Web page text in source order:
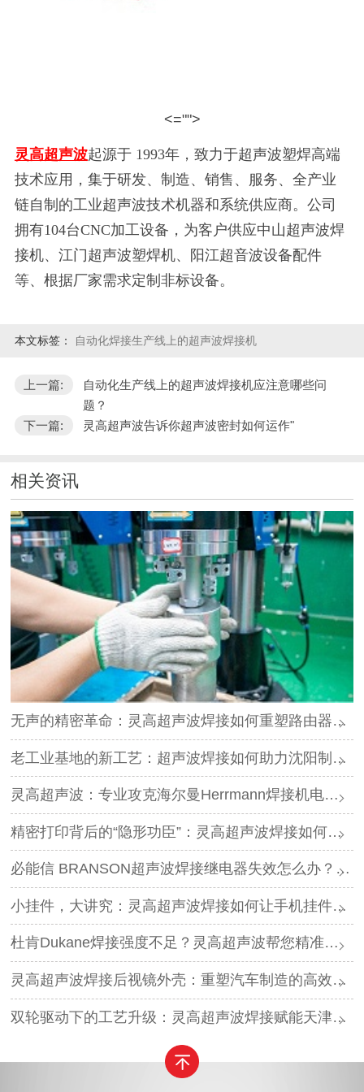
<="">
灵高超声波起源于 1993年，致力于超声波塑焊高端
技术应用，集于研发、制造、销售、服务、全产业
链自制的工业超声波技术机器和系统供应商。公司
拥有104台CNC加工设备，为客户供应中山超声波焊
接机、江门超声波塑焊机、阳江超音波设备配件
等、根据厂家需求定制非标设备。
本文标签： 自动化焊接生产线上的超声波焊接机
上一篇:
自动化生产线上的超声波焊接机应注意哪些问
题？
下一篇:
灵高超声波告诉你超声波密封如何运作"
相关资讯
无声的精密革命：灵高超声波焊接如何重塑路由器外壳制造？
老工业基地的新工艺：超声波焊接如何助力沈阳制造转型？
灵高超声波：专业攻克海尔曼Herrmann焊接机电路板短路难题
精密打印背后的“隐形功臣”：灵高超声波焊接如何让喷墨头支架更可靠？
必能信 BRANSON超声波焊接继电器失效怎么办？灵高超声波“四步维修法”精准破局
小挂件，大讲究：灵高超声波焊接如何让手机挂件更“抗造”？
杜肯Dukane焊接强度不足？灵高超声波帮您精准破局
灵高超声波焊接后视镜外壳：重塑汽车制造的高效与美学
双轮驱动下的工艺升级：灵高超声波焊接赋能天津汽车与电子产业